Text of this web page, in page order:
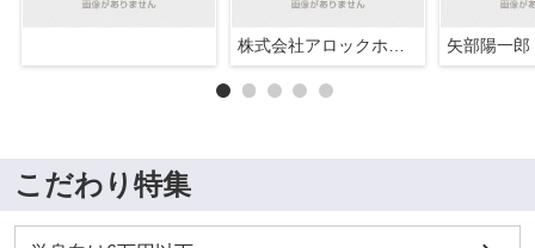
矢部陽一郎
こだわり特集